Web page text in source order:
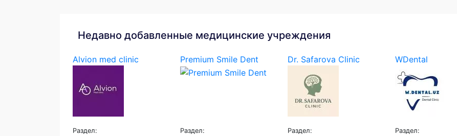
Недавно добавленные медицинские учреждения
Alvion med clinic
Раздел:
Premium Smile Dent
Раздел:
Dr. Safarova Clinic
Раздел:
WDental
Раздел: